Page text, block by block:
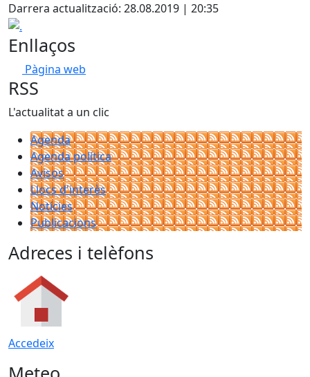
Darrera actualització: 28.08.2019 | 20:35
.
Enllaços
Pàgina web
RSS
L'actualitat a un clic
Agenda
Agenda política
Avisos
Llocs d'interès
Notícies
Publicacions
Adreces i telèfons
Accedeix